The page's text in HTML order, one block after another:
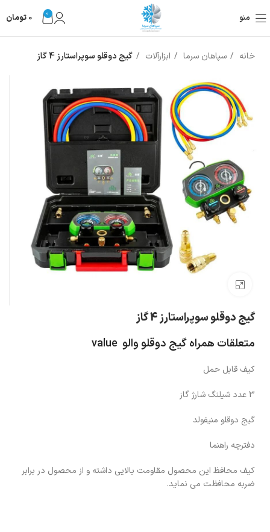
منو 0
0 تومان
خانه سپاهان سرما ابزارآلات گیج دوقلو سوپراستارز 4 گاز
گیج دوقلو سوپراستارز 4 گاز
متعلقات همراه گیج دوقلو والو value
کیف قابل حمل
3 عدد شیلنگ شارژ گاز
گیج دوقلو منیفولد
دفترچه راهنما
کیف محافظ این محصول مقاومت بالایی داشته و از محصول در برابر
ضربه محافظت می نماید.